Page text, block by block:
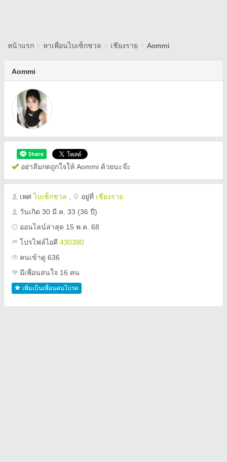
หน้าแรก > หาเพื่อนไบเซ็กชวล > เชียงราย > Aommi
Aommi
อย่าลืมกดถูกใจให้ Aommi ด้วยนะจ๊ะ
เพศไบเซ็กชวล อยู่ที่ เชียงราย
วันเกิด 30 มี.ค. 33 (36 ปี)
ออนไลน์ล่าสุด 15 พ.ค. 68
โปรไฟล์ไอดี 430380
คนเข้าดู 636
มีเพื่อนสนใจ 16 คน
เพิ่มเป็นเพื่อนคนโปรด